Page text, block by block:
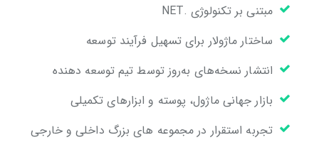
مبتنی بر تکنولوژی .NET
ساختار ماژولار برای تسهیل فرآیند توسعه
انتشار نسخه‌های به‌روز توسط تیم توسعه دهنده
بازار جهانی ماژول، پوسته و ابزارهای تکمیلی
تجربه استقرار در مجموعه های بزرگ داخلی و خارجی